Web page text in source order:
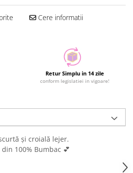
Cere informatii
Retur Simplu in 14 zile
conform legislatiei in vigoare!
și croială lejer.
100% Bumbac 💕